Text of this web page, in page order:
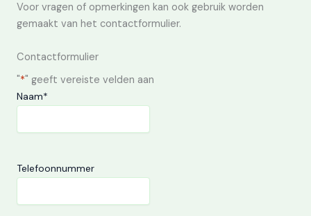
Voor vragen of opmerkingen kan ook gebruik worden
gemaakt van het contactformulier.
Contactformulier
"*" geeft vereiste velden aan
Naam*
Telefoonnummer